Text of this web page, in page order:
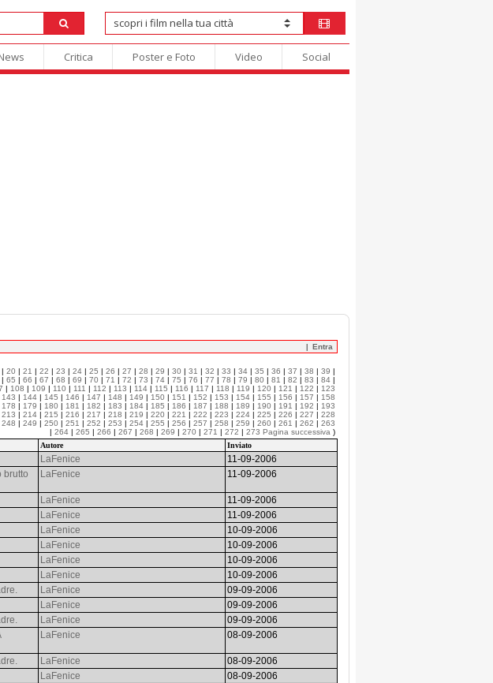
Critica Poster e Foto Video Social
Entra
| 20 | 21 | 22 | 23 | 24 | 25 | 26 | 27 | 28 | 29 | 30 | 31 | 32 | 33 | 34 | 35 | 36 | 37 | 38 | 39 |
| 65 | 66 | 67 | 68 | 69 | 70 | 71 | 72 | 73 | 74 | 75 | 76 | 77 | 78 | 79 | 80 | 81 | 82 | 83 | 84 |
| 108 | 109 | 110 | 111 | 112 | 113 | 114 | 115 | 116 | 117 | 118 | 119 | 120 | 121 | 122 | 123
143 | 144 | 145 | 146 | 147 | 148 | 149 | 150 | 151 | 152 | 153 | 154 | 155 | 156 | 157 | 158
178 | 179 | 180 | 181 | 182 | 183 | 184 | 185 | 186 | 187 | 188 | 189 | 190 | 191 | 192 | 193
213 | 214 | 215 | 216 | 217 | 218 | 219 | 220 | 221 | 222 | 223 | 224 | 225 | 226 | 227 | 228
248 | 249 | 250 | 251 | 252 | 253 | 254 | 255 | 256 | 257 | 258 | 259 | 260 | 261 | 262 | 263
| 264 | 265 | 266 | 267 | 268 | 269 | 270 | 271 | 272 | 273 Pagina successiva )
Autore Inviato
LaFenice
11-09-2006
brutto
LaFenice 11-09-2006
LaFenice
11-09-2006
LaFenice
11-09-2006
LaFenice
10-09-2006
LaFenice
10-09-2006
LaFenice
10-09-2006
LaFenice
10-09-2006
LaFenice
09-09-2006
LaFenice
09-09-2006
LaFenice
09-09-2006
LaFenice 08-09-2006
LaFenice
08-09-2006
LaFenice
08-09-2006